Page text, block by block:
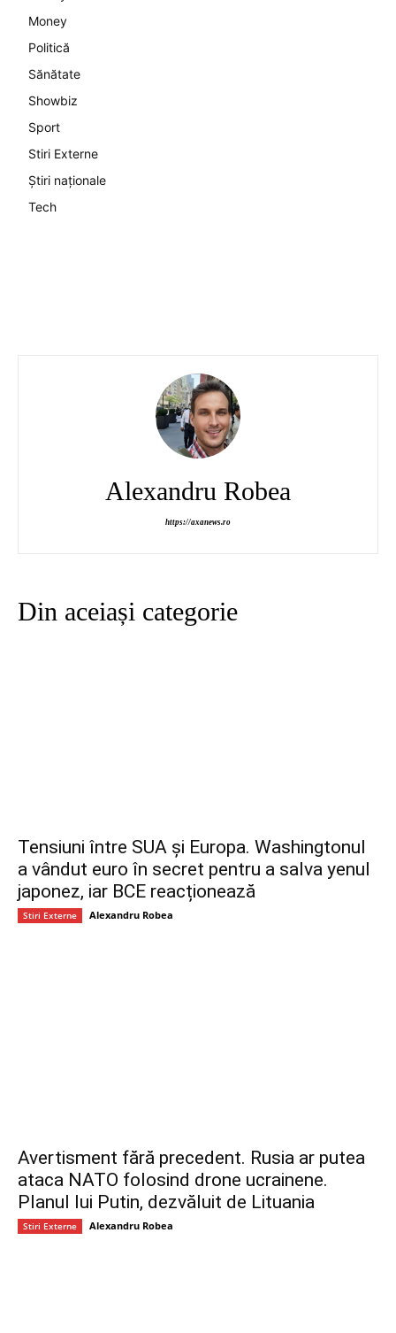
Money
Politică
Sănătate
Showbiz
Sport
Stiri Externe
Știri naționale
Tech
Alexandru Robea
https://axanews.ro
Din aceiași categorie
Tensiuni între SUA și Europa. Washingtonul
a vândut euro în secret pentru a salva yenul
japonez, iar BCE reacționează
Stiri Externe Alexandru Robea
Avertisment fără precedent. Rusia ar putea
ataca NATO folosind drone ucrainene.
Planul lui Putin, dezvăluit de Lituania
Stiri Externe Alexandru Robea